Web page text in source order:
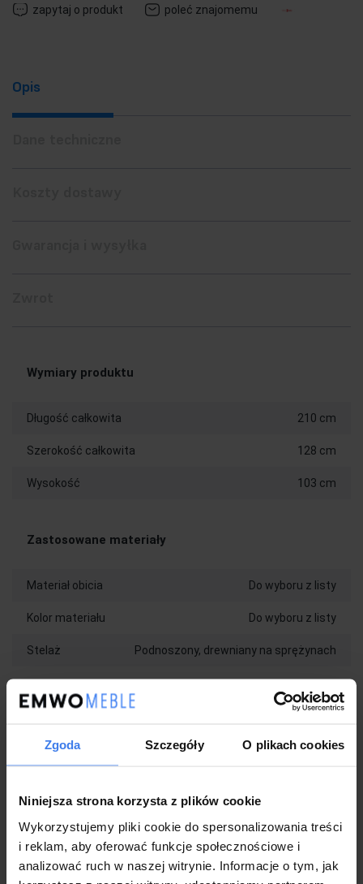
Zgoda Szczegóły O plikach cookies
Niniejsza strona korzysta z plików cookie
Wykorzystujemy pliki cookie do spersonalizowania treści
i reklam, aby oferować funkcje społecznościowe i
analizować ruch w naszej witrynie. Informacje o tym, jak
zapytaj o produkt poleć znajomemu
Opis
Wymiary produktu
Długość całkowita 210 cm
Szerokość całkowita 128 cm
Wysokość 103 cm
Zastosowane materiały
Materiał obicia Do wyboru z listy
Kolor materiału Do wyboru z listy
Stelaż Podnoszony, drewniany na sprężynach
Wykonanie
Łóżko wykonane z najwyższej jakości materiałów
Produkowane w Polsce na indywidualne zamówienie klienta
Możliwość wyboru metalowego stelaża
Nowoczesny styl
Łatwe w czyszczeniu
Solidna konstrukcja, która zapewnia długowieczność łóżka
Gwarancja 2 lata dla klientów będących konsumentami